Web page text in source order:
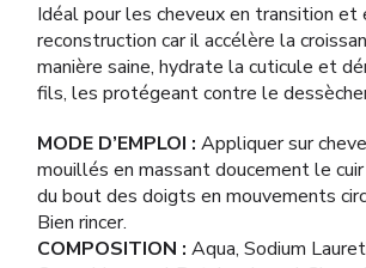
Idéal pour les cheveux en transition et
reconstruction car il accélère la
manière saine, hydrate la cuticule et
fils, les protégeant contre le
MODE D’EMPLOI : Appliquer sur
mouillés en massant doucement le
du bout des doigts en mouvements
Bien rincer.
COMPOSITION : Aqua, Sodium